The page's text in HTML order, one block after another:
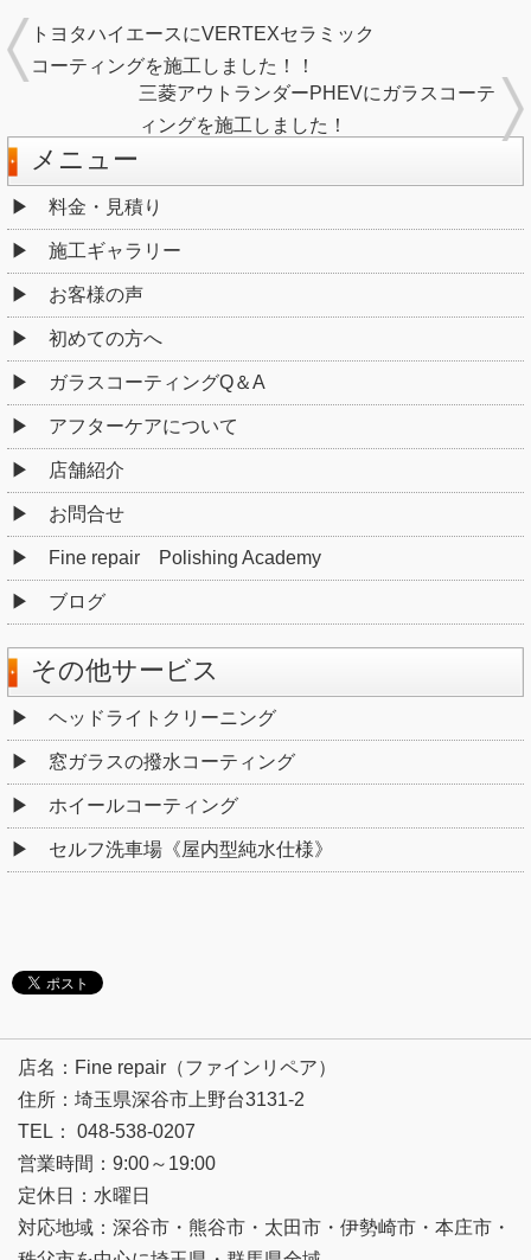
トヨタハイエースにVERTEXセラミック
コーティングを施工しました！！
三菱アウトランダーPHEVにガラスコーテ
ィングを施工しました！
メニュー
料金・見積り
施工ギャラリー
お客様の声
初めての方へ
ガラスコーティングQ＆A
アフターケアについて
店舗紹介
お問合せ
Fine repair Polishing Academy
ブログ
その他サービス
ヘッドライトクリーニング
窓ガラスの撥水コーティング
ホイールコーティング
セルフ洗車場《屋内型純水仕様》
店名：Fine repair（ファインリペア）
住所：埼玉県深谷市上野台3131-2
TEL： 048-538-0207
営業時間：9:00～19:00
定休日：水曜日
対応地域：深谷市・熊谷市・太田市・伊勢崎市・本庄市・